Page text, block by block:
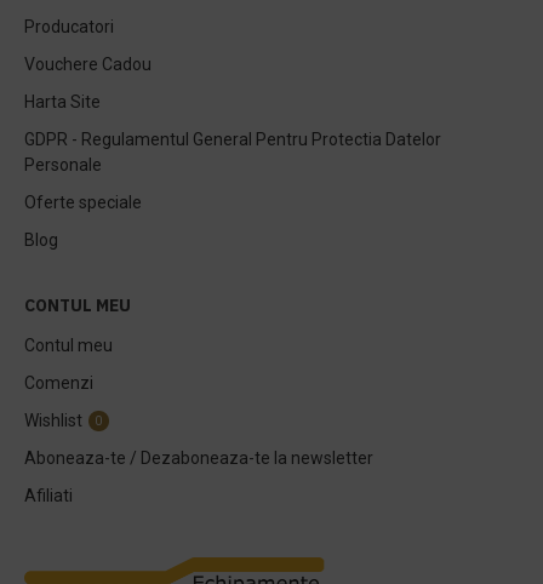
Producatori
Vouchere Cadou
Harta Site
GDPR - Regulamentul General Pentru Protectia Datelor
Personale
Oferte speciale
Blog
CONTUL MEU
Contul meu
Comenzi
Wishlist
0
Aboneaza-te / Dezaboneaza-te la newsletter
Afiliati